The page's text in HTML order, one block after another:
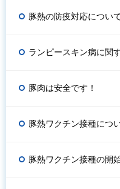
豚熱の防疫対応につい
ランピースキン病に関
豚肉は安全です！
豚熱ワクチン接種につ
豚熱ワクチン接種の開